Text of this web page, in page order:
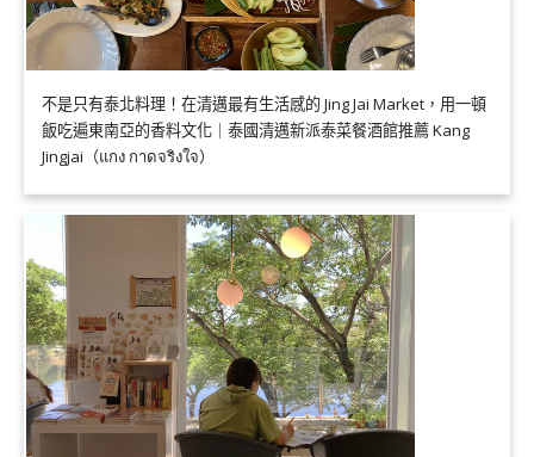
不是只有泰北料理！在清邁最有生活感的 Jing Jai Market，用一頓
飯吃遍東南亞的香料文化｜泰國清邁新派泰菜餐酒館推薦 Kang
Jingjai（แกง กาดจริงใจ）